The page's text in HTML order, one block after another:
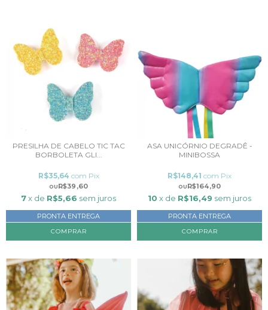
PRESILHA DE CABELO TIC TAC
BORBOLETA GLI...
R$39,60
R$35,64 com Pix
7x de R$5,66 sem juros
PRONTA ENTREGA
COMPRAR
ASA UNICÓRNIO DEGRADÊ -
MINIBOSSA
R$164,90
R$148,41 com Pix
10 x de R$16,49 sem juros
PRONTA ENTREGA